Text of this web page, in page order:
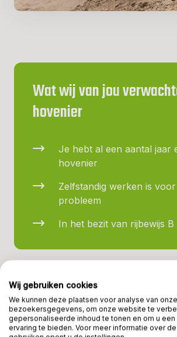
Wat wij van jou
hovenier
Je hebt al een aantal jaar
hovenier
Zelfstandig werken is
probleem
In het bezit van rijbewijs B
IN BEELD
Wij gebruiken cookies
We kunnen deze plaatsen voor analyse van onze
bezoekersgegevens, om onze website te
gepersonaliseerde inhoud te tonen en om u
ervaring te bieden. Voor meer informatie over